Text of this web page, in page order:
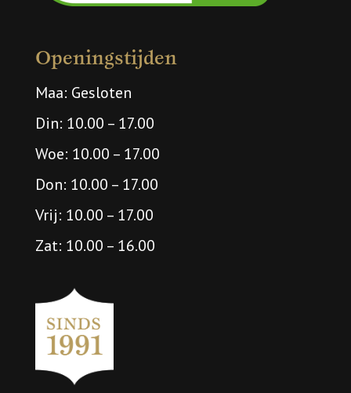
Openingstijden
Maa: Gesloten
Din: 10.00 – 17.00
Woe: 10.00 – 17.00
Don: 10.00 – 17.00
Vrij: 10.00 – 17.00
Zat: 10.00 – 16.00